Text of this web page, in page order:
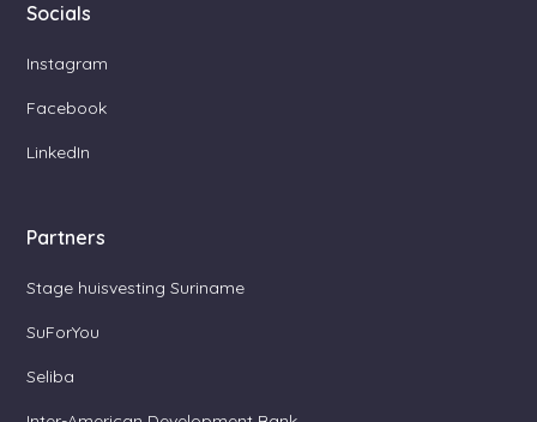
Socials
Instagram
Facebook
LinkedIn
Partners
Stage huisvesting Suriname
SuForYou
Seliba